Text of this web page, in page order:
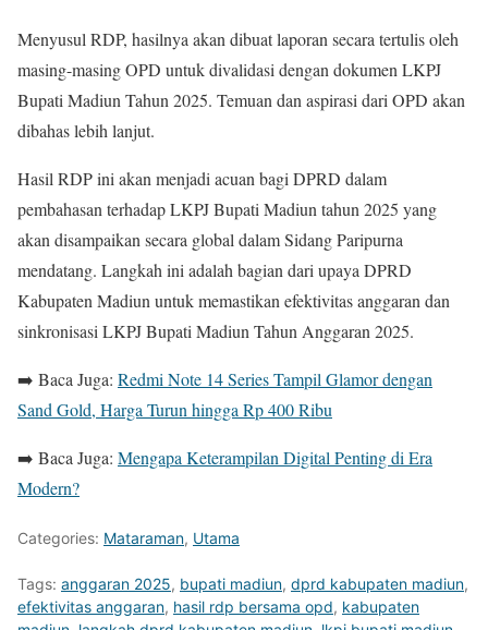
Menyusul RDP, hasilnya akan dibuat laporan secara tertulis oleh
masing-masing OPD untuk divalidasi dengan dokumen LKPJ
Bupati Madiun Tahun 2025. Temuan dan aspirasi dari OPD akan
dibahas lebih lanjut.
Hasil RDP ini akan menjadi acuan bagi DPRD dalam
pembahasan terhadap LKPJ Bupati Madiun tahun 2025 yang
akan disampaikan secara global dalam Sidang Paripurna
mendatang. Langkah ini adalah bagian dari upaya DPRD
Kabupaten Madiun untuk memastikan efektivitas anggaran dan
sinkronisasi LKPJ Bupati Madiun Tahun Anggaran 2025.
➡️ Baca Juga: Redmi Note 14 Series Tampil Glamor dengan
Sand Gold, Harga Turun hingga Rp 400 Ribu
➡️ Baca Juga: Mengapa Keterampilan Digital Penting di Era
Modern?
Categories: Mataraman, Utama
Tags: anggaran 2025, bupati madiun, dprd kabupaten madiun,
efektivitas anggaran, hasil rdp bersama opd, kabupaten